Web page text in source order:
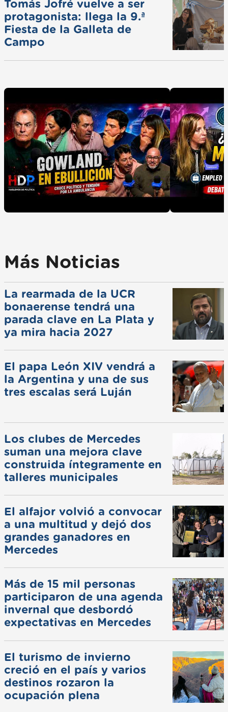
Tomás Jofré vuelve a ser
protagonista: llega la 9.ª
Fiesta de la Galleta de
Campo
Más Noticias
La rearmada de la UCR
bonaerense tendrá una
parada clave en La Plata y
ya mira hacia 2027
El papa León XIV vendrá a
la Argentina y una de sus
tres escalas será Luján
Los clubes de Mercedes
suman una mejora clave
construida íntegramente en
talleres municipales
El alfajor volvió a convocar
a una multitud y dejó dos
grandes ganadores en
Mercedes
Más de 15 mil personas
participaron de una agenda
invernal que desbordó
expectativas en Mercedes
El turismo de invierno
creció en el país y varios
destinos rozaron la
ocupación plena